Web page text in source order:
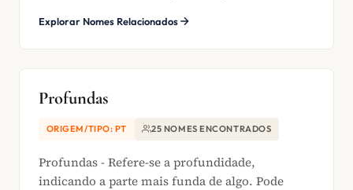
Explorar Nomes Relacionados
Profundas
ORIGEM/TIPO: PT 25 NOMES ENCONTRADOS
Profundas - Refere-se a profundidade,
indicando a parte mais funda de algo. Pode